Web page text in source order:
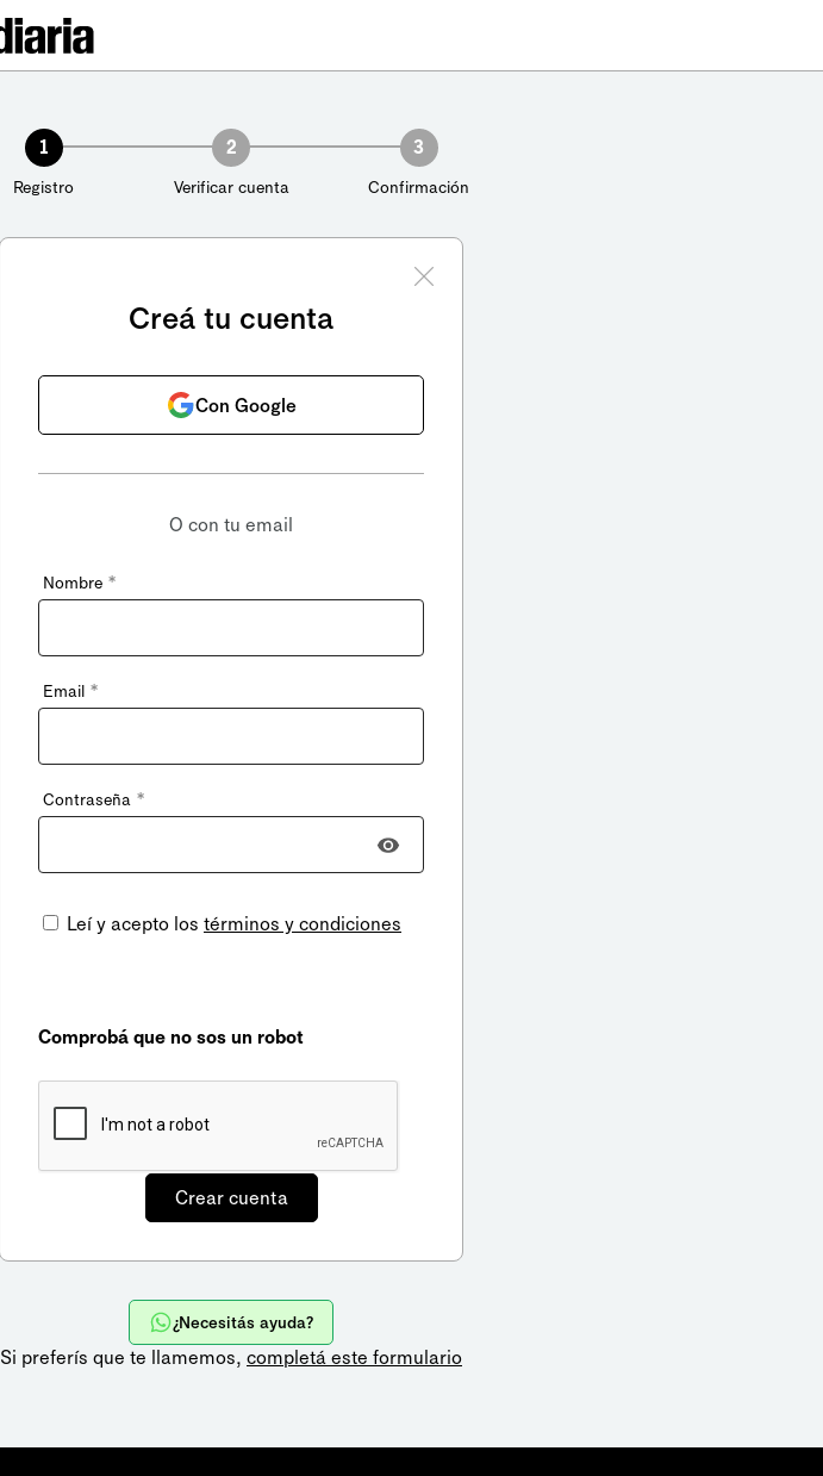
1
Registro
2
Verificar cuenta
3
Confirmación
Creá tu cuenta
Con Google
O con tu email
Nombre *
Email *
Contraseña *
Leí y acepto los términos y condiciones
Comprobá que no sos un robot
¿Necesitás ayuda?
Si preferís que te llamemos, completá este formulario